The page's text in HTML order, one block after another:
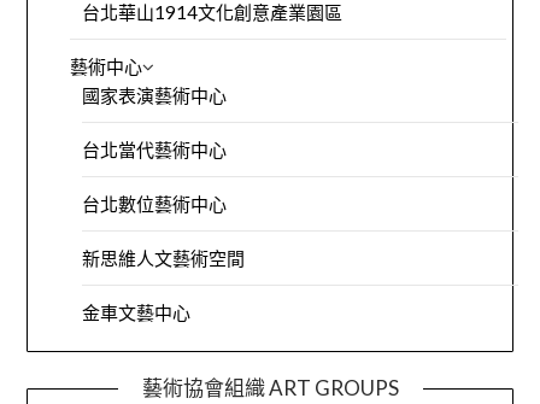
台北華山1914文化創意產業園區
藝術中心
國家表演藝術中心
台北當代藝術中心
台北數位藝術中心
新思維人文藝術空間
金車文藝中心
藝術協會組織 ART GROUPS